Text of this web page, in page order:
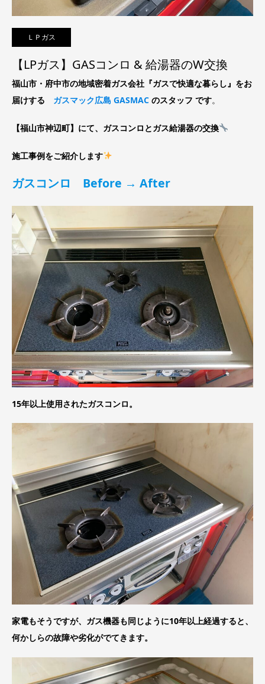
ＬＰガス
【LPガス】GASコンロ & 給湯器のW交換
福山市・府中市の地域密着ガス会社『ガスで快適な暮らし』をお
届けする ガスマック広島 GASMAC のスタッフ です。
【福山市神辺町】にて、ガスコンロとガス給湯器の交換
施工事例をご紹介します
ガスコンロ Before → After
15年以上使用されたガスコンロ。
家電もそうですが、ガス機器も同じように10年以上経過すると、
何かしらの故障や劣化がでてきます。